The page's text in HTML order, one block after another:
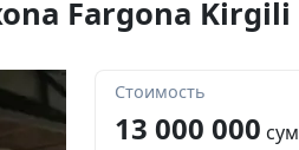
Fargona Kirgili
Стоимость
13 000 000 сум